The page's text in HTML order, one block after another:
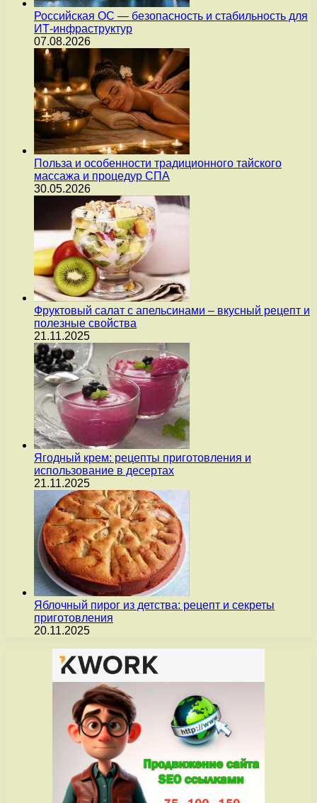
Российская ОС — безопасность и стабильность для
ИТ-инфраструктур
07.08.2026
Польза и особенности традиционного тайского
массажа и процедур СПА
30.05.2026
Фруктовый салат с апельсинами – вкусный рецепт и
полезные свойства
21.11.2025
Ягодный крем: рецепты приготовления и
использование в десертах
21.11.2025
Яблочный пирог из детства: рецепт и секреты
приготовления
20.11.2025